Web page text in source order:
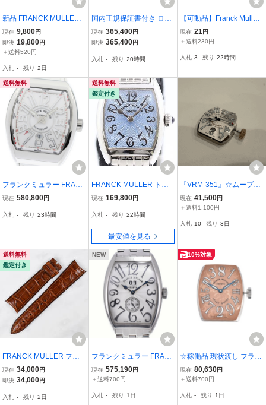
新品 FRANCK MULLER
フランクミュラー 純正 革
ベルト 純正尾錠付 12mm/
11mm ボルドー
現在 9,800円
即決 19,800円
＋送料520円
入札 - 残り 2日
国内正規保証書付き ロン
グアイランド プティ レリ
ーフ Ref.802QZRELSTG
ス 腕時計
現在 365,400円
即決 365,400円
入札 - 残り 20時間
【可動品】Franck Muller
フランクミュラー クォー
ツ ムーブメント ベース E
風防付属【現状】№6874
現在 21円
＋送料230円
入札 3 残り 22時間
送料無料
フランクミュラー FRAN
CK MULLER V45SCDT
巻き メンズ 良品 箱・保
現在 580,800円
入札 - 残り 23時間
送料無料
鑑定付き
FRANCK MULLER トノ
ウ レディース 送料無
現在 169,800円
入札 - 残り 22時間
最安値を見る
『VRM-351』☆ムーブメ
ント☆1円～☆FRANCK
MULLER（フランクミュ
00 PG用☆稼働品☆
現在 41,500円
＋送料1,100円
入札 10 残り 3日
送料無料
鑑定付き
FRANCK MULLER フラ
ンク ミュラー 純正 レザ
ーベルト オールドストッ
ラウンドケース ブラウン
現在 34,000円
即決 34,000円
入札 - 残り 2日
NEW
フランクミュラー FRAN
CK MULLER 6850 S6 GG
トノウ カーベックス グラ
自動巻き メンズ 良品 腕
現在 575,190円
＋送料700円
入札 - 残り 1日
10%対象
☆稼働品 現状渡し フラン
クミュラー Cal.2800 自動
巻き ムーブメント Z#B31
現在 80,630円
＋送料700円
入札 - 残り 1日